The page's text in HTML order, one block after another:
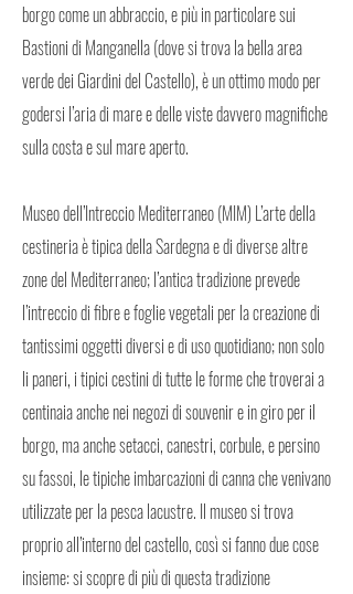
borgo come un abbraccio, e più in particolare sui
Bastioni di Manganella (dove si trova la bella area
verde dei Giardini del Castello), è un ottimo modo per
godersi l’aria di mare e delle viste davvero magnifiche
sulla costa e sul mare aperto.
Museo dell’Intreccio Mediterraneo (MIM) L’arte della
cestineria è tipica della Sardegna e di diverse altre
zone del Mediterraneo; l’antica tradizione prevede
l’intreccio di fibre e foglie vegetali per la creazione di
tantissimi oggetti diversi e di uso quotidiano; non solo
li paneri, i tipici cestini di tutte le forme che troverai a
centinaia anche nei negozi di souvenir e in giro per il
borgo, ma anche setacci, canestri, corbule, e persino
su fassoi, le tipiche imbarcazioni di canna che venivano
utilizzate per la pesca lacustre. Il museo si trova
proprio all’interno del castello, così si fanno due cose
insieme: si scopre di più di questa tradizione